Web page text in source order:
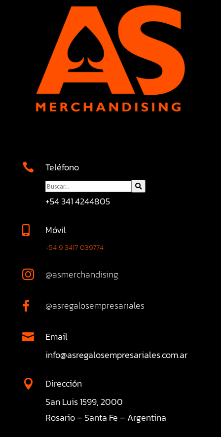
 Teléfono
+54 341 4244805
 Móvil
+54 9 3417 039774
 @asmerchandising
 @asregalosempresariales

Email
info@asregalosempresariales.com.ar

Dirección
San Luis 1599, 2000
Rosario – Santa Fe – Argentina